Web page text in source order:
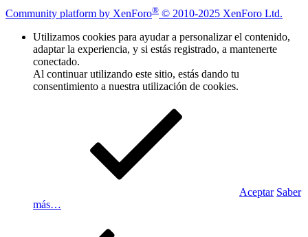
Community platform by XenForo® © 2010-2025 XenForo Ltd.
Utilizamos cookies para ayudar a personalizar el contenido,
adaptar la experiencia, y si estás registrado, a mantenerte
conectado.
Al continuar utilizando este sitio, estás dando tu
consentimiento a nuestra utilización de cookies.
Aceptar Saber
más…